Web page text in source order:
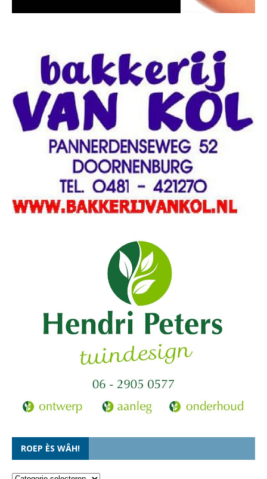
ROEP ÈS WÂH!